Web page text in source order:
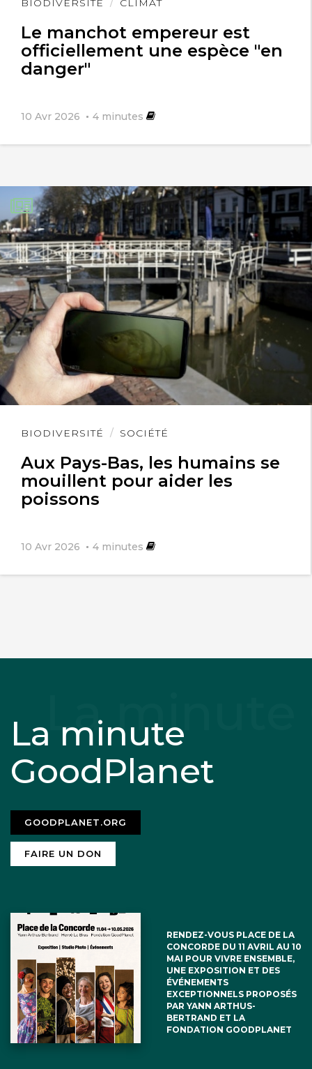
BIODIVERSITÉ CLIMAT
Le manchot empereur est
officiellement une espèce "en
danger"
10 Avr 2026 4 minutes
BIODIVERSITÉ SOCIÉTÉ
Aux Pays-Bas, les humains se
mouillent pour aider les
poissons
10 Avr 2026 4 minutes
Lire
La minute
GoodPlanet
GOODPLANET.ORG
FAIRE UN DON
RENDEZ-VOUS PLACE DE LA
CONCORDE DU 11 AVRIL AU 10
MAI POUR VIVRE ENSEMBLE,
UNE EXPOSITION ET DES
ÉVÉNEMENTS
EXCEPTIONNELS PROPOSÉS
PAR YANN ARTHUS-
BERTRAND ET LA
FONDATION GOODPLANET